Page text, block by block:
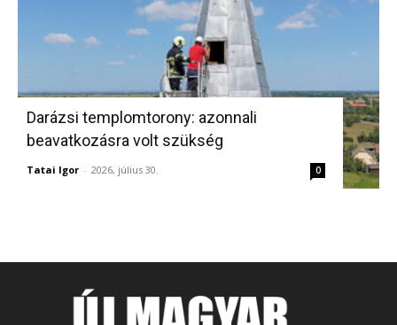
Darázsi templomtorony: azonnali
beavatkozásra volt szükség
Tatai Igor - 2026, július 30. 0